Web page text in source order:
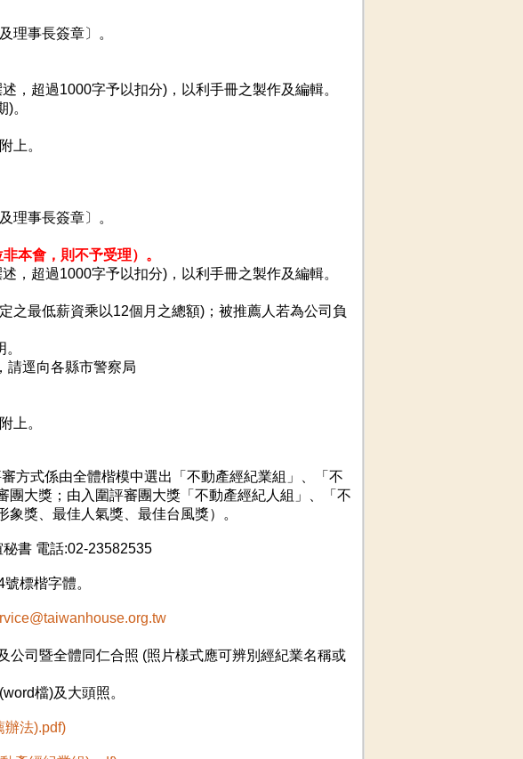
理事長簽章〕。
，超過1000字予以扣分)，以利手冊之製作及編輯。
。
上。
理事長簽章〕。
本會，則不予受理）。
，超過1000字予以扣分)，以利手冊之製作及編輯。
之最低薪資乘以12個月之總額)；被推薦人若為公司負
請逕向各縣市警察局
上。
方式係由全體楷模中選出「不動產經紀業組」、「不
大獎；由入圍評審團大獎「不動產經紀人組」、「不
獎、最佳人氣獎、最佳台風獎）。
書 電話:02-23582535
標楷字體。
公司暨全體同仁合照 (照片樣式應可辨別經紀業名稱或
檔)及大頭照。
辦法).pdf)